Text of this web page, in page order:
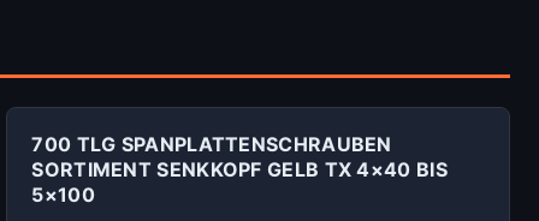
700 TLG SPANPLATTENSCHRAUBEN
SORTIMENT SENKKOPF GELB TX 4×40 BIS
5×100